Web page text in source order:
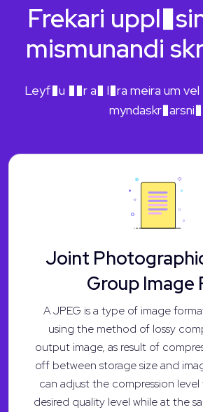
Frekari
mismunandi
Leyf�u ��r a� l�ra meira um
Joint
Group Image
A JPEG is a type of image
using the method of lossy
output image, as result of
off between storage size and
can adjust the compression
desired quality level while at the